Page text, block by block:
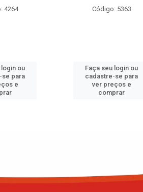
4264
login ou
se para
e
Código: 5363
Faça seu login ou
cadastre-se para
ver preços e
comprar